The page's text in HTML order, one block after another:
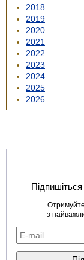
2018
2019
2020
2021
2022
2023
2024
2025
2026
з